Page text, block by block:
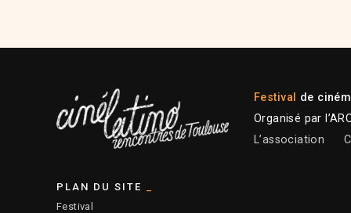
Festival de
Organisé par
L’association
PLAN DU SITE
Festival